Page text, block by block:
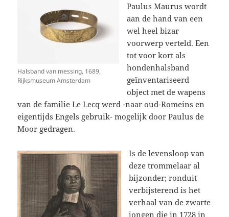
Halsband van messing, 1689,
Rijksmuseum Amsterdam
Paulus Maurus wordt
aan de hand van een
wel heel bizar
voorwerp verteld. Een
tot voor kort als
hondenhalsband
geïnventariseerd
object met de wapens
van de familie Le Lecq werd -naar oud-Romeins en
eigentijds Engels gebruik- mogelijk door Paulus de
Moor gedragen.
Is de levensloop van
deze trommelaar al
bijzonder; ronduit
verbijsterend is het
verhaal van de zwarte
jongen die in 1728 in